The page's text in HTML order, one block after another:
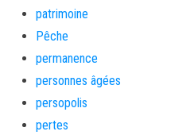
patrimoine
Pêche
permanence
personnes âgées
persopolis
pertes